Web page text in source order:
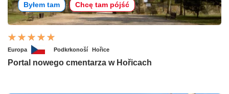
Byłem tam Chcę tam pójść
Europa Podkrkonoší Hořice
Portal nowego cmentarza w Hořicach